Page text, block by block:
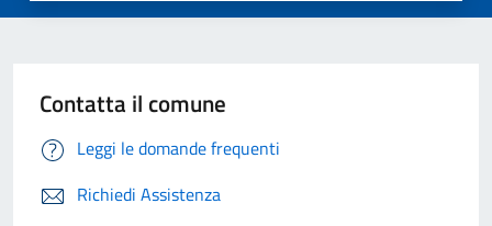
Contatta il comune
Leggi le domande frequenti
Richiedi Assistenza